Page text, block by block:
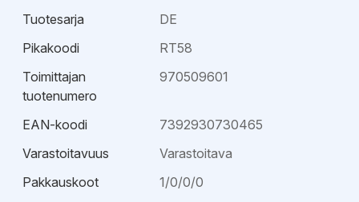
Tuotesarja
DE
Pikakoodi
RT58
Toimittajan
tuotenumero
970509601
EAN-koodi
7392930730465
Varastoitavuus
Varastoitava
Pakkauskoot
1/0/0/0